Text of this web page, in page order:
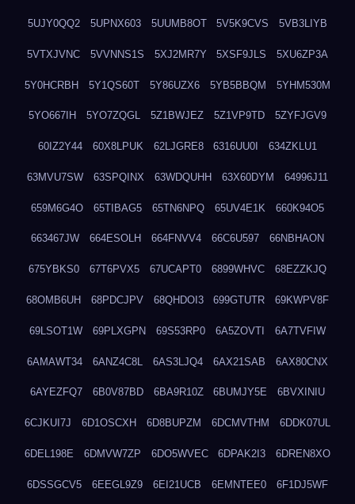
5UJY0QQ2 5UPNX603 5UUMB8OT 5V5K9CVS 5VB3LIYB
5VTXJVNC 5VVNNS1S 5XJ2MR7Y 5XSF9JLS 5XU6ZP3A
5Y0HCRBH 5Y1QS60T 5Y86UZX6 5YB5BBQM 5YHM530M
5YO667IH 5YO7ZQGL 5Z1BWJEZ 5Z1VP9TD 5ZYFJGV9
60IZ2Y44 60X8LPUK 62LJGRE8 6316UU0I 634ZKLU1
63MVU7SW 63SPQINX 63WDQUHH 63X60DYM 64996J11
659M6G4O 65TIBAG5 65TN6NPQ 65UV4E1K 660K94O5
663467JW 664ESOLH 664FNVV4 66C6U597 66NBHAON
675YBKS0 67T6PVX5 67UCAPT0 6899WHVC 68EZZKJQ
68OMB6UH 68PDCJPV 68QHDOI3 699GTUTR 69KWPV8F
69LSOT1W 69PLXGPN 69S53RP0 6A5ZOVTI 6A7TVFIW
6AMAWT34 6ANZ4C8L 6AS3LJQ4 6AX21SAB 6AX80CNX
6AYEZFQ7 6B0V87BD 6BA9R10Z 6BUMJY5E 6BVXINIU
6CJKUI7J 6D1OSCXH 6D8BUPZM 6DCMVTHM 6DDK07UL
6DEL198E 6DMVW7ZP 6DO5WVEC 6DPAK2I3 6DREN8XO
6DSSGCV5 6EEGL9Z9 6EI21UCB 6EMNTEE0 6F1DJ5WF